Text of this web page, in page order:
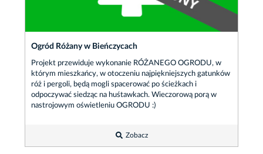
Ogród Różany w Bieńczycach
Projekt przewiduje wykonanie RÓŻANEGO OGRODU, w
którym mieszkańcy, w otoczeniu najpiękniejszych gatunków
róż i pergoli, będą mogli spacerować po ścieżkach i
odpoczywać siedząc na huśtawkach. Wieczorową porą w
nastrojowym oświetleniu OGRODU :)
Zobacz